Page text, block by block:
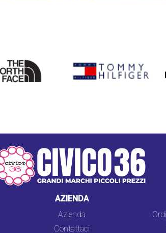
NORTH
FACE
AZIENDA
Azienda
Contattaci